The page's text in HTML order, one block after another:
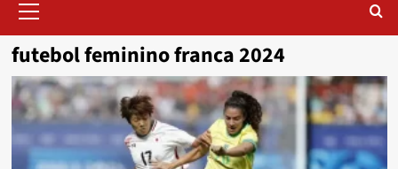
Menu
futebol feminino franca 2024